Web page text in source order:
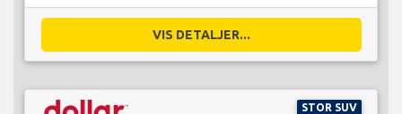
VIS DETALJER...
STOR SUV